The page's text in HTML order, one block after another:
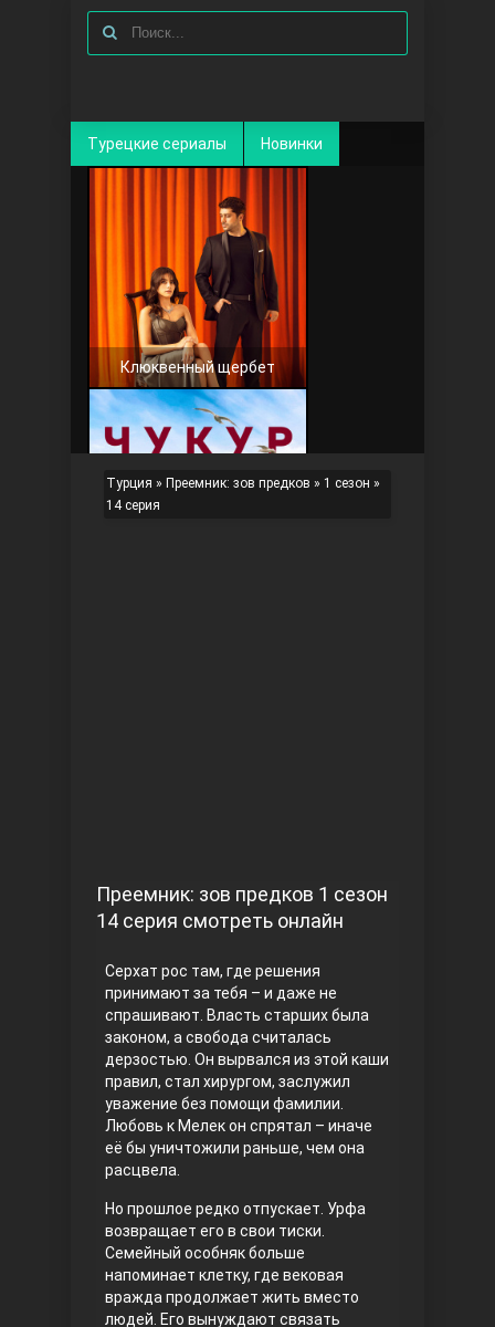
Турецкие сериалы Новинки
Клюквенный щербет
Правосyдие
Любовь напрокат
Турция » Преемник: зов предков » 1 сезон »
14 серия
Преемник: зов предков 1 сезон
14 серия смотреть онлайн
Серхат рос там, где решения
принимают за тебя – и даже не
спрашивают. Власть старших была
законом, а свобода считалась
дерзостью. Он вырвался из этой каши
правил, стал хирургом, заслужил
уважение без помощи фамилии.
Любовь к Мелек он спрятал – иначе
её бы уничтожили раньше, чем она
расцвела.
Но прошлое редко отпускает. Урфа
возвращает его в свои тиски.
Семейный особняк больше
напоминает клетку, где вековая
вражда продолжает жить вместо
людей. Его вынуждают связать